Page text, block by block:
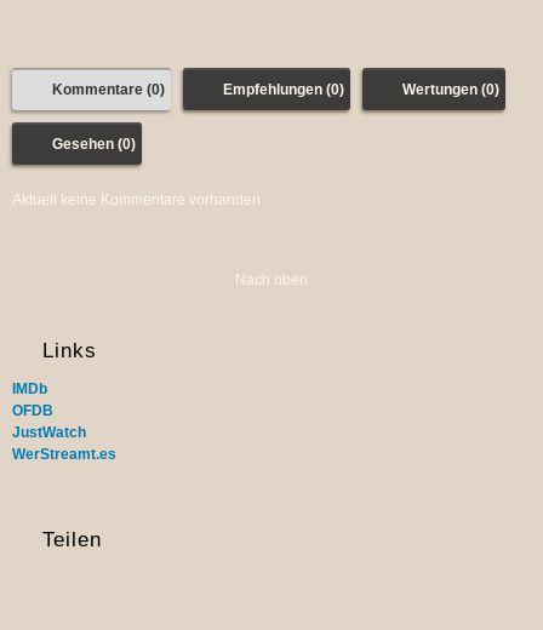
Kommentare (0) Empfehlungen (0) Wertungen (0)
Gesehen (0)
Aktuell keine Kommentare vorhanden.
Nach oben
Links
IMDb
OFDB
JustWatch
WerStreamt.es
Teilen